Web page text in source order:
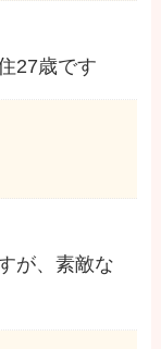
27歳です
が、素敵な